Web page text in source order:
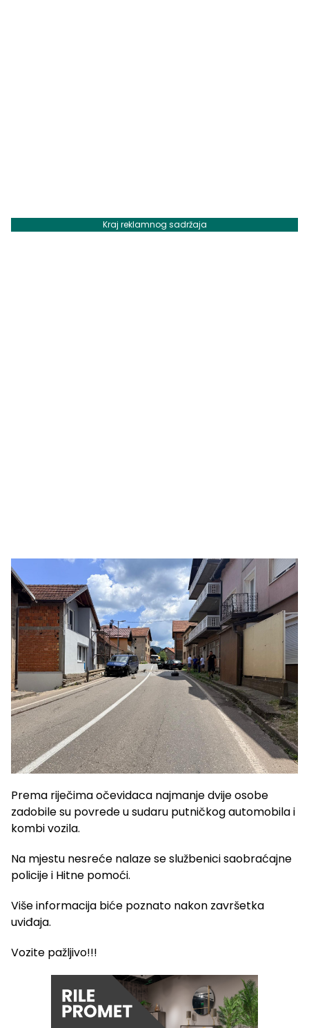
Kraj reklamnog sadržaja
Prema riječima očevidaca najmanje dvije osobe
zadobile su povrede u sudaru putničkog automobila i
kombi vozila.
Na mjestu nesreće nalaze se službenici saobraćajne
policije i Hitne pomoći.
Više informacija biće poznato nakon završetka
uviđaja.
Vozite pažljivo!!!